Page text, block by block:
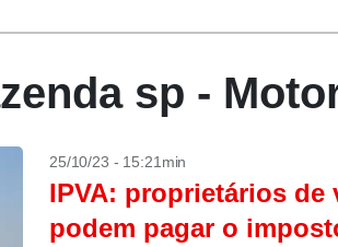
sp -
25/10/23 - 15:21min
IPVA: proprietários de
podem pagar o